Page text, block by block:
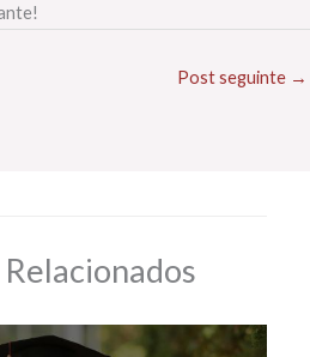
Post seguinte →